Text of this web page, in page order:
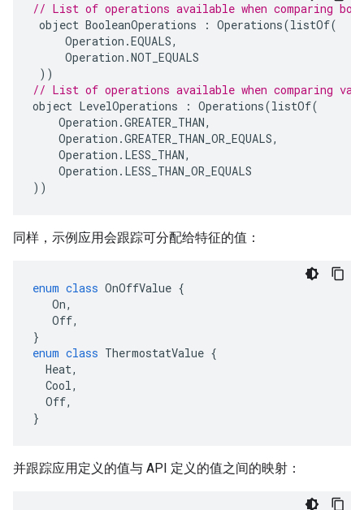
// List of operations available when comparing
object BooleanOperations : Operations(listOf(
Operation .EQUALS,
Operation .NOT_EQUALS
))
// List of operations available when comparing
object LevelOperations : Operations(listOf(
Operation .GREATER_THAN,
Operation .GREATER_THAN_OR_EQUALS,
Operation . LESS_THAN,
Operation . LESS_THAN_OR_EQUALS
))
同样，示例应用会跟踪可分配给特征的值：
enum class OnOffValue {
On,
Off,
}
enum class ThermostatValue {
Heat,
Cool,
Off,
}
并跟踪应用定义的值与 API 定义的值之间的映射：